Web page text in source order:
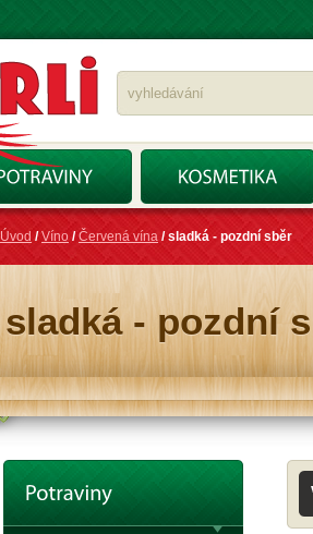
Úvod /Víno /Červená vína / sladká - pozdní sběr
sladká - pozdní